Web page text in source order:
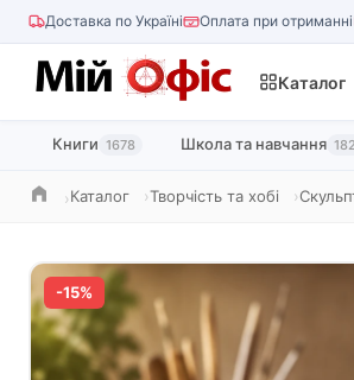
Доставка по Україні Оплата при отриманні
Каталог
Книги 1678 Школа та навчання
ГоловнаКаталог Творчість та хобі
-15%